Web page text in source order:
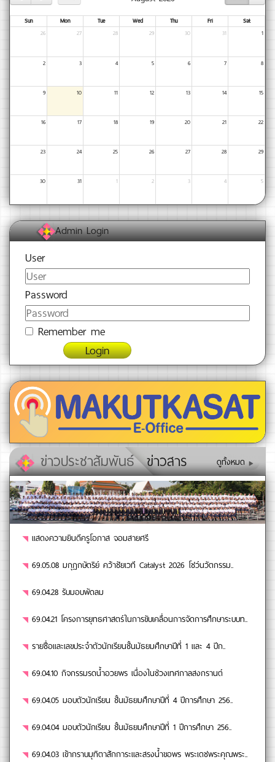
Sun Mon Tue Wed Thu Fri
Sat
26
27 28 29 30 31 1
2 3 4 5 6 7 8
9 10 11 12 13 14 15
16 17 18 19 20 21 22
23 24 25 26 27 28 29
30 31 1 2 3 4 5
Admin Login
User
Password
Remember me
Login
ข่าวประชาสัมพันธ์ ข่าวสาร ดูทั้งหมด
แสดงความยินดีครูโอภาส จอมสายศรี
69.05.08 มกุฏกษัตริย์ คว้าชัยเวที Catalyst 2026 โชว์นวัตกรรม..
69.04.28 รับมอบพัดลม
69.04.21 โครงการยุทธศาสตร์ในการขับเคลื่อนการจัดการศึกษาระบบท..
รายชื่อและเลขประจำตัวนักเรียนชั้นมัธยมศึกษาปีที่ 1 และ 4 ปีก..
69.04.10 กิจกรรมรดน้ำอวยพร เนื่องในช่วงเทศกาลสงกรานต์
69.04.05 มอบตัวนักเรียน ชั้นมัธยมศึกษาปีที่ 4 ปีการศึกษา 256..
69.04.04 มอบตัวนักเรียน ชั้นมัธยมศึกษาปีที่ 1 ปีการศึกษา 256..
69.04.03 เข้ากราบมุทิตาสักการะและสรงน้ำขอพร พระเดชพระคุณพระ..